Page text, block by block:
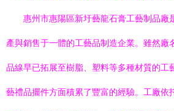
惠州市惠陽區新圩藝龍石膏工藝制品廠
產與銷售于一體的工藝品制造企業。雖然廠
品線早已拓展至樹脂、塑料等多種材質的工
藝禮品擺件方面積累了豐富的經驗。工廠依